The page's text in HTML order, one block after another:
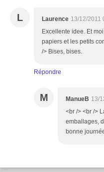
L Laurence 13/12/2011
Excellente idee. Et
papiers et les petits
/> Bises, bises.
Répondre
M ManueB 13/
<br /> <br />
emballages,
bonne